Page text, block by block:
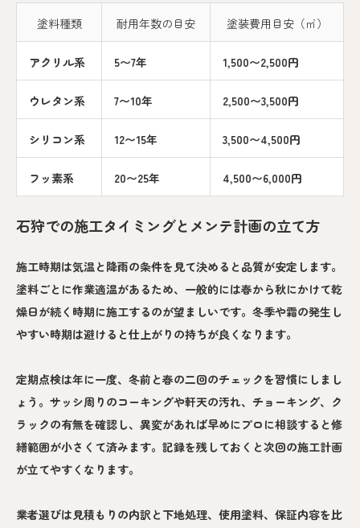
塗料種類 耐用年数の目安 塗装費用目安（㎡）
アクリル系 5〜7年 1,500〜2,500円
ウレタン系 7〜10年 2,500〜3,500円
シリコン系 12〜15年 3,500〜4,500円
フッ素系 20〜25年 4,500〜6,000円
石狩での施工タイミングとメンテ計画の立て方
施工時期は気温と降雨の条件を見て決めると品質が安定します。
塗料ごとに作業適温があるため、一般的には春から秋にかけて乾
燥日が続く時期に施工するのが望ましいです。冬季や霜の発生し
やすい時期は避けると仕上がりの持ちが良くなります。
定期点検は年に一度、冬前と春の二回のチェックを習慣にしまし
ょう。サッシ周りのコーキングや軒天の汚れ、チョーキング、ク
ラックの有無を確認し、異変があれば早めにプロに相談すると修
繕範囲が小さくて済みます。記録を残しておくと次回の施工計画
が立てやすくなります。
業者選びは見積もりの内訳と下地処理、使用塗料、保証内容を比